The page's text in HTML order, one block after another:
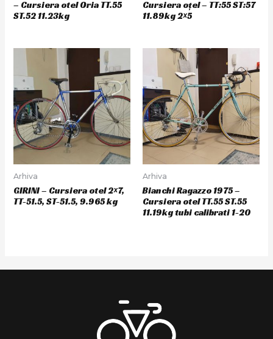
– Cursiera otel Oria TT.55
ST.52 11.23kg
Cursiera oțel – TT:55 ST:57
11.89kg 2×5
Arhiva
GIRINI – Cursiera otel 2×7,
TT-51.5, ST-51.5, 9.965 kg
Arhiva
Bianchi Ragazzo 1975 –
Cursiera otel TT.55 ST.55
11.19kg tubi calibrati 1-20